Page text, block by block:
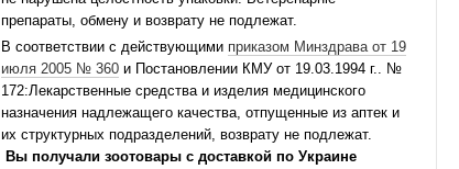
препараты, обмену и возврату не подлежат.
В соответствии с действующими приказом Минздрава от 19
июля 2005 № 360и Постановлении КМУ от 19.03.1994 г.. №
172:Лекарственные средства и изделия медицинского
назначения надлежащего качества, отпущенные из аптек и
их структурных подразделений, возврату не подлежат.
Вы получали зоотовары с доставкой по Украине